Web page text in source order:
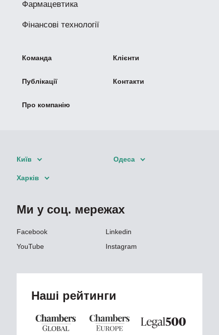
Фармацевтика
Фінансові технології
Команда Клієнти
Публікації Контакти
Про компанію
Київ Одеса
Харків
Ми у соц. мережах
Facebook
Linkedin
YouTube
Instagram
Наші рейтинги